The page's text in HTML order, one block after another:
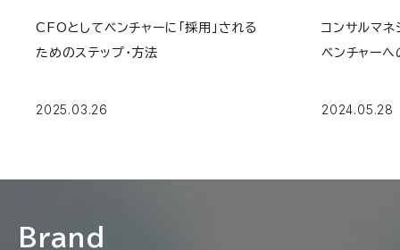
CFOとしてベンチャーに「採用」される
ためのステップ・方法
2025.03.26
コンサルマネ
ベンチャー
＞
2024.05.28
Brand